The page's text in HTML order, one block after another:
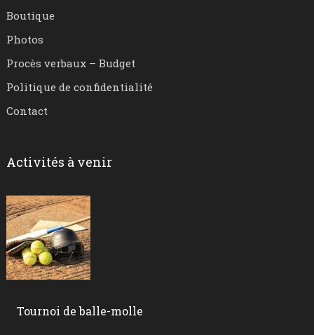
Boutique
Photos
Procès verbaux – Budget
Politique de confidentialité
Contact
Activités à venir
Tournoi de balle-molle